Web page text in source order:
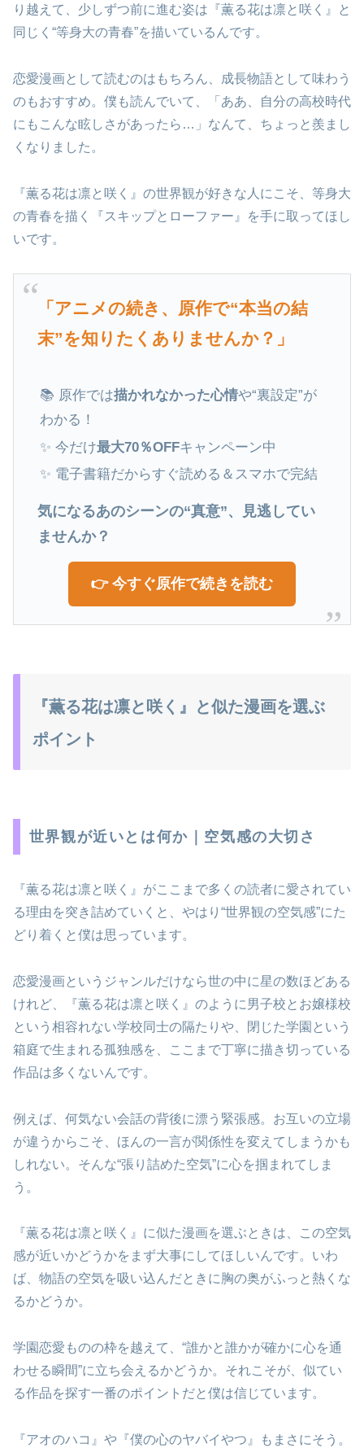
り越えて、少しずつ前に進む姿は『薫る花は凛と咲く』と
同じく“等身大の青春”を描いているんです。
恋愛漫画として読むのはもちろん、成長物語として味わう
のもおすすめ。僕も読んでいて、「ああ、自分の高校時代
にもこんな眩しさがあったら…」なんて、ちょっと羨まし
くなりました。
『薫る花は凛と咲く』の世界観が好きな人にこそ、等身大
の青春を描く『スキップとローファー』を手に取ってほし
いです。
「アニメの続き、原作で“本当の結
末”を知りたくありませんか？」
📚 原作では描かれなかった心情や“裏設定”が
わかる！
✨ 今だけ最大70％OFFキャンペーン中
✨ 電子書籍だからすぐ読める＆スマホで完結
気になるあのシーンの“真意”、見逃してい
ませんか？
👉 今すぐ原作で続きを読む
『薫る花は凛と咲く』と似た漫画を選ぶ
ポイント
世界観が近いとは何か｜空気感の大切さ
『薫る花は凛と咲く』がここまで多くの読者に愛されてい
る理由を突き詰めていくと、やはり“世界観の空気感”にた
どり着くと僕は思っています。
恋愛漫画というジャンルだけなら世の中に星の数ほどある
けれど、『薫る花は凛と咲く』のように男子校とお嬢様校
という相容れない学校同士の隔たりや、閉じた学園という
箱庭で生まれる孤独感を、ここまで丁寧に描き切っている
作品は多くないんです。
例えば、何気ない会話の背後に漂う緊張感。お互いの立場
が違うからこそ、ほんの一言が関係性を変えてしまうかも
しれない。そんな“張り詰めた空気”に心を掴まれてしま
う。
『薫る花は凛と咲く』に似た漫画を選ぶときは、この空気
感が近いかどうかをまず大事にしてほしいんです。いわ
ば、物語の空気を吸い込んだときに胸の奥がふっと熱くな
るかどうか。
学園恋愛ものの枠を越えて、“誰かと誰かが確かに心を通
わせる瞬間”に立ち会えるかどうか。それこそが、似てい
る作品を探す一番のポイントだと僕は信じています。
『アオのハコ』や『僕の心のヤバイやつ』もまさにそう。